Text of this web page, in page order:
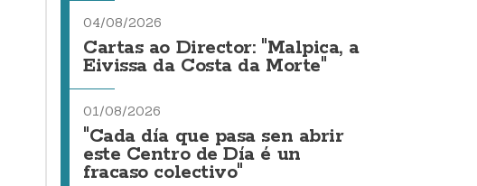
04/08/2026
Cartas ao Director: "Malpica, a
Eivissa da Costa da Morte"
01/08/2026
"Cada día que pasa sen abrir
este Centro de Día é un
fracaso colectivo"